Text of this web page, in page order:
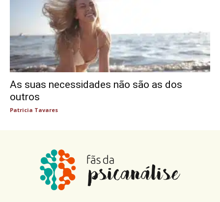
As suas necessidades não são as dos
outros
Patricia Tavares